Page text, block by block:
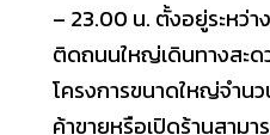
– 23.00 น. ตั้งอยู่ระหว่
ติดถนนใหญ่เดินทางสะด
โครงการขนาดใหญ่จำน
ค้าขายหรือเปิดร้านสาม